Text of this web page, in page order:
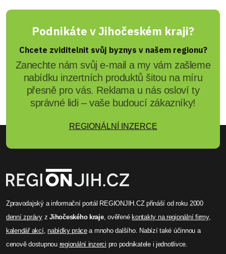
Podnikáte v Jihočeském kraji?
Chcete zviditelnit svůj byznys v našem regionu?
Zanechte nám svůj e-mail a my vám zašleme
nabídku inzertních produktů šitou na míru
přesně pro vás. Reklama u nás osloví ty
správné lidi – vaše budoucí zákazníky!
REGIONÁLNÍ INZERCE
Zpravodajský a informační portál REGIONJIH.CZ přináší od roku 2000
denní zprávyzJihočeského kraje, ověřené kontakty na regionální firmy,
kalendář akcí,nabídky prácea mnoho dalšího. Nabízí také účinnou a
cenově dostupnou regionální inzerci pro podnikatele i jednotlivce.